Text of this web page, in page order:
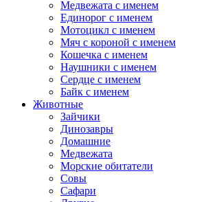
Медвежата с именем
Единорог с именем
Мотоцикл с именем
Мяч с короной с именем
Кошечка с именем
Наушники с именем
Сердце с именем
Байк с именем
Животные
Зайчики
Динозавры
Домашние
Медвежата
Морские обитатели
Совы
Сафари